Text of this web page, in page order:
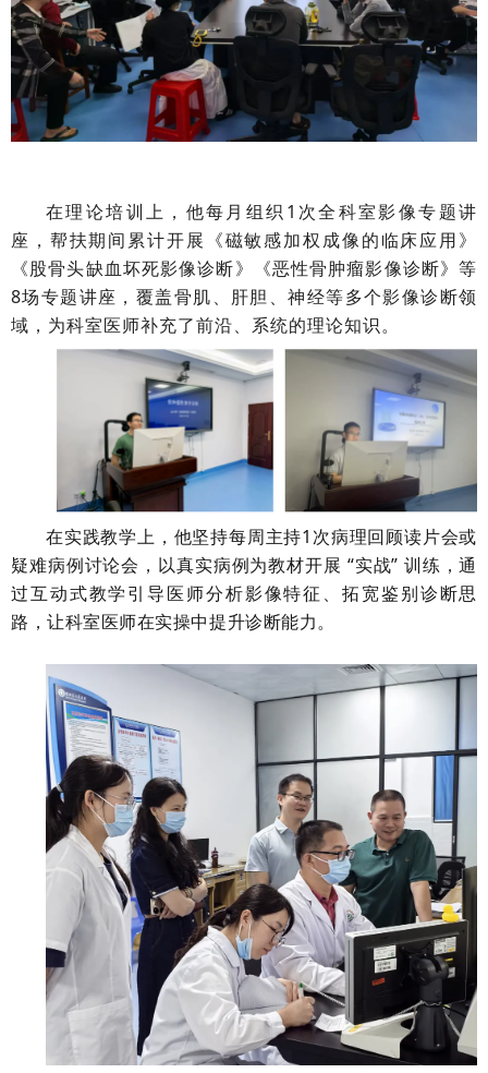
在理论培训上，他每月组织1次全科室影像专题讲
座，帮扶期间累计开展《磁敏感加权成像的临床应用》
《股骨头缺血坏死影像诊断》《恶性骨肿瘤影像诊断》等
8场专题讲座，覆盖骨肌、肝胆、神经等多个影像诊断领
域，为科室医师补充了前沿、系统的理论知识。
在实践教学上，他坚持每周主持1次病理回顾读片会或
疑难病例讨论会，以真实病例为教材开展 “实战” 训练，通
过互动式教学引导医师分析影像特征、拓宽鉴别诊断思
路，让科室医师在实操中提升诊断能力。